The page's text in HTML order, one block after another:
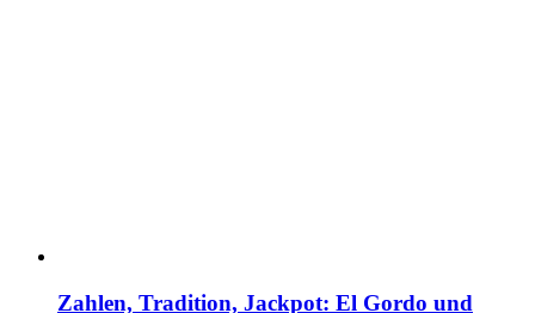
Zahlen, Tradition, Jackpot: El Gordo und